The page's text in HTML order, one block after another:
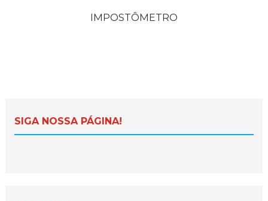
IMPOSTÔMETRO
SIGA NOSSA PÁGINA!